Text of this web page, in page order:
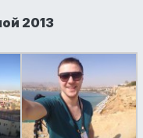
2013